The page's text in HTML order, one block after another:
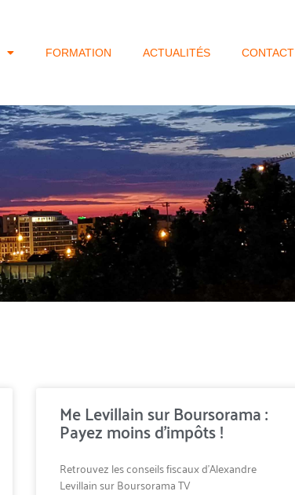
FORMATION ACTUALITÉS CONTACT
Me Levillain sur Boursorama :
Payez moins d’impôts !
Retrouvez les conseils fiscaux d’Alexandre
Levillain sur Boursorama TV